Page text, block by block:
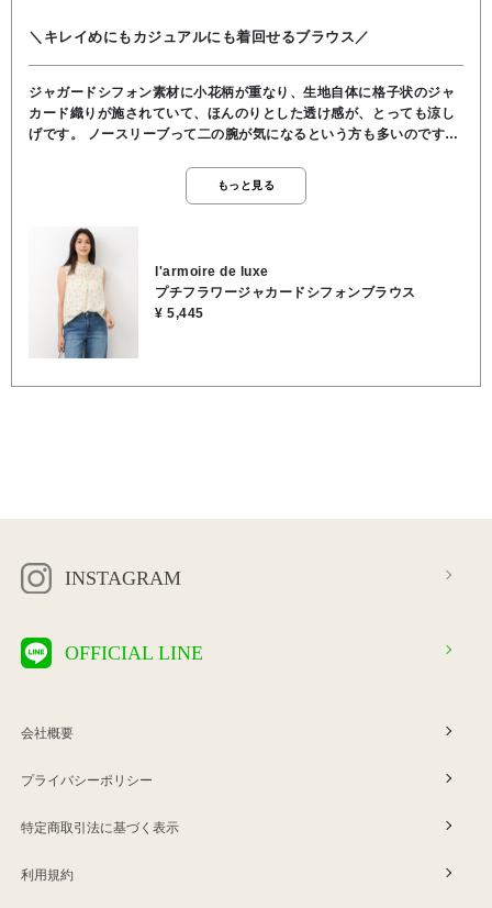
＼キレイめにもカジュアルにも着回せるブラウス／
ジャガードシフォン素材に小花柄が重なり、生地自体に格子状のジャ
カード織りが施されていて、ほんのりとした透け感が、とっても涼し
げです。 ノースリーブって二の腕が気になるという方も多いのです
（シャーリング）があることで、視線が上に向いて腕がすっきり見え
るデザインになっています。 ⚪️アイボリー ・デニムでカジュアルダウ
ているので、秋口にはジャケットやカーディガンのインナーとして着
ていただいても、胸元が寂しくならずに上品な着こなしが楽しめま
す。今から秋まで長く使える万能な一枚です♪ ★着丈 64cm ★身幅
48cm ●手洗い可能 ●ポリエステル100％
もっと見る
l'armoire de luxe
プチフラワージャカードシフォンブラウス
¥ 5,445
INSTAGRAM
OFFICIAL LINE
会社概要
プライバシーポリシー
特定商取引法に基づく表示
利用規約